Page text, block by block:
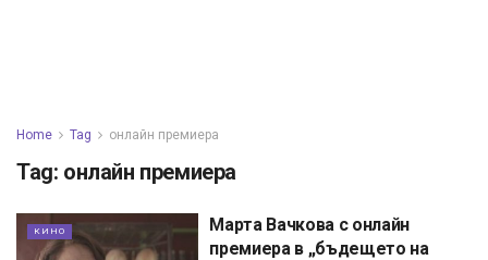
Home Tag онлайн премиера
Tag: онлайн премиера
КИНО
Марта Вачкова с онлайн
премиера в „бъдещето на